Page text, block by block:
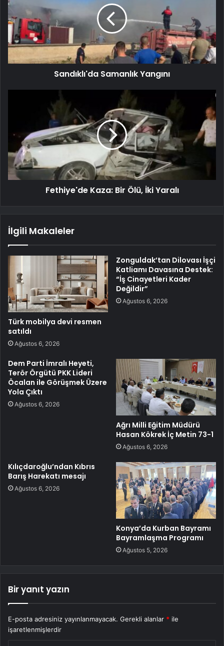
Sandıklı'da Samanlık Yangını
Fethiye'de Kaza: Bir Ölü, İki Yaralı
İlgili Makaleler
Türk mobilya devi resmen
satıldı
Ağustos 6, 2026
Zonguldak’tan Dilovası İşçi
Katliamı Davasına Destek:
“İş Cinayetleri Kader
Değildir”
Ağustos 6, 2026
Dem Parti İmralı Heyeti,
Terör Örgütü PKK Lideri
Öcalan ile Görüşmek Üzere
Yola Çıktı
Ağustos 6, 2026
Ağrı Milli Eğitim Müdürü
Hasan Kökrek İç Metin 73-1
Ağustos 6, 2026
Kılıçdaroğlu’ndan Kıbrıs
Barış Harekatı mesajı
Ağustos 6, 2026
Konya’da Kurban Bayramı
Bayramlaşma Programı
Ağustos 5, 2026
Bir yanıt yazın
E-posta adresiniz yayınlanmayacak. Gerekli alanlar * ile
işaretlenmişlerdir